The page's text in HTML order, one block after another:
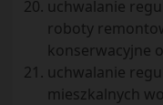
uchwalanie
roboty
konserwacyjne
uchwalanie
mieszkalnych